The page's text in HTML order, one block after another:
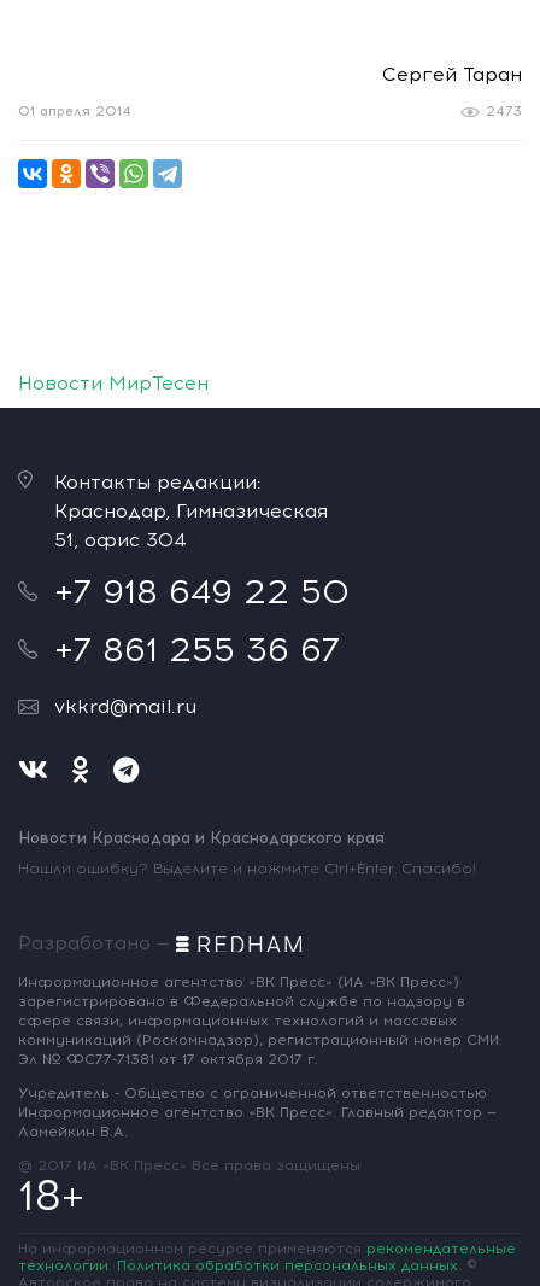
Сергей Таран
2473
01 апреля 2014
Новости МирТесен
Контакты редакции:
Краснодар, Гимназическая
51, офис 304
+7 918 649 22 50
+7 861 255 36 67
vkkrd@mail.ru
Новости Краснодара и Краснодарского края
Нашли ошибку? Выделите и нажмите Ctrl+Enter. Спасибо!
Разработано —
Информационное агентство «ВК Пресс» (ИА «ВК Пресс»)
зарегистрировано в Федеральной службе по надзору в
сфере связи, информационных технологий и массовых
коммуникаций (Роскомнадзор), регистрационный номер СМИ:
Эл № ФС77-71381 от 17 октября 2017 г.
Учредитель - Общество с ограниченной ответственностью
Информационное агентство «ВК Пресс». Главный редактор —
Ламейкин В.А.
@ 2017 ИА «ВК Пресс» Все права защищены
18+
На информационном ресурсе применяются рекомендательные
технологии. Политика обработки персональных данных. ©
Авторское право на систему визуализации содержимого